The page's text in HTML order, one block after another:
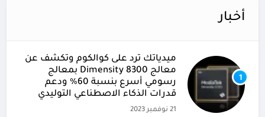
أخبار
1
ميدياتك ترد على كوالكوم وتكشف عن
معالج Dimensity 8300 بمعالج
رسومي أسرع بنسبة 60% ودعم
قدرات الذكاء الاصطناعي التوليدي
21 نوفمبر 2023